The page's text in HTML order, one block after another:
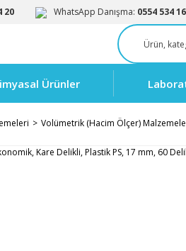
20 WhatsApp Danışma: 0554 534
Ürünler
Volümetrik (Hacim Ölçer)